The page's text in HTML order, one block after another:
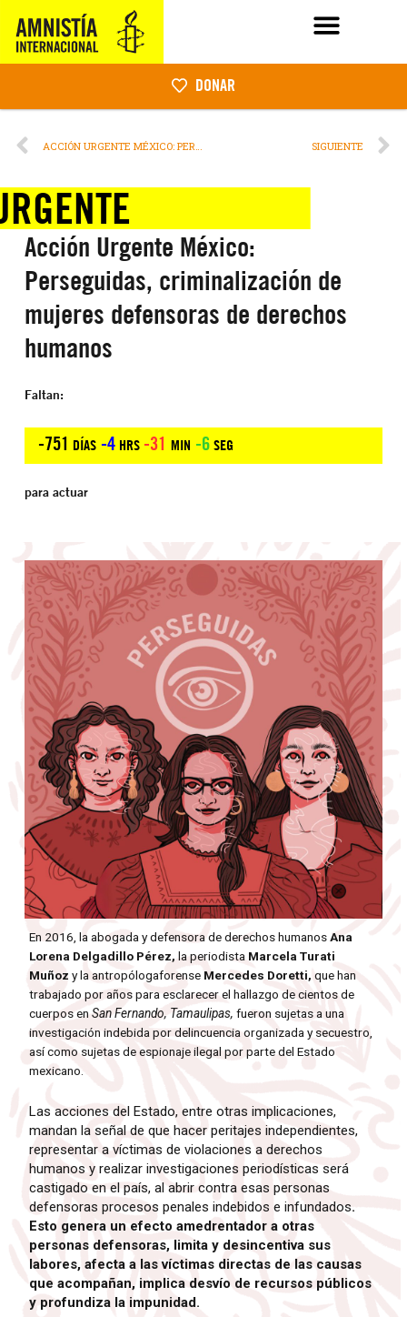
DONAR
SIGUIENTE
Acción Urgente México:
Perseguidas, criminalización de
mujeres defensoras de derechos
humanos
Faltan:
para actuar
En 2016, la abogada y defensora de derechos humanosAna
Lorena Delgadillo Pérez, la periodista Marcela Turati
Muñoz y la antropólogaforense Mercedes Doretti, que han
trabajado por años para esclarecer el hallazgo de cientos de
cuerpos enSan Fernando, Tamaulipas, fueron sujetas a una
investigación indebida por delincuencia organizada y secuestro,
así como sujetas de espionaje ilegal por parte del Estado
mexicano.
Las acciones del Estado, entre otras implicaciones,
mandan la señal de que hacer peritajes independientes,
representar a víctimas de violaciones a derechos
humanos y realizar investigaciones periodísticas será
castigado en el país, al abrir contra esas personas
defensoras procesos penales indebidos e infundados.
Esto genera un efecto amedrentador a otras
personas defensoras, limita y desincentiva sus
labores, afecta a las víctimas directas de las causas
que acompañan, implica desvío de recursos públicos
y profundiza la impunidad.